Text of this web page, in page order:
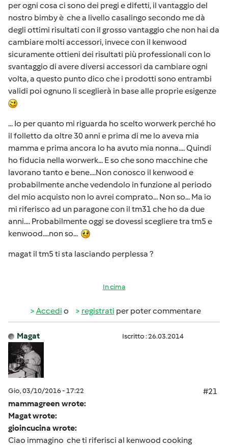
per ogni cosa ci sono dei pregi e difetti, il vantaggio del
nostro bimby è che a livello casalingo secondo me dà
degli ottimi risultati con il grosso vantaggio che non hai da
cambiare molti accessori, invece con il kenwood
sicuramente ottieni dei risultati più professionali con lo
svantaggio di avere diversi accessori da cambiare ogni
volta, a questo punto dico che i prodotti sono entrambi
validi poi ognuno li sceglierà in base alle proprie esigenze
... Io per quanto mi riguarda ho scelto worwerk perché ho
il folletto da oltre 30 anni e prima di me lo aveva mia
mamma e prima ancora lo ha avuto mia nonna.... Quindi
ho fiducia nella worwerk... E so che sono macchine che
lavorano tanto e bene....Non conosco il kenwood e
probabilmente anche vedendolo in funzione al periodo
del mio acquisto non lo avrei comprato... Non so... Ma io
mi riferisco ad un paragone con il tm31 che ho da due
anni.... Probabilmente oggi se dovessi scegliere tra tm5 e
kenwood....non so...
magat il tm5 ti sta lasciando perplessa ?
In cima
Accedi o registrati per poter commentare
Magat Iscritto : 26.03.2014
Gio, 03/10/2016 - 17:22
#21
mammagreen wrote:
Magat wrote:
gioincucina wrote:
Ciao immagino che ti riferisci al kenwood cooking